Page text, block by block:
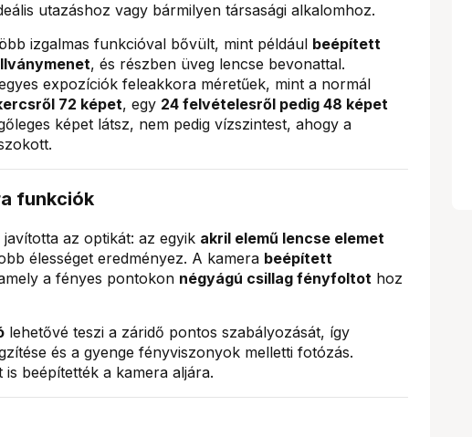
utazáshoz vagy bármilyen társasági alkalomhoz.
izgalmas funkcióval bővült, mint például beépített
, és részben üveg lencse bevonattal.
expozíciók feleakkora méretűek, mint a normál
72 képet, egy 24 felvételesről pedig 48 képet
képet látsz, nem pedig vízszintest, ahogy a
funkciók
az optikát: az egyik akril elemű lencse elemet
élességet eredményez. A kamera beépített
a fényes pontokon négyágú csillag fényfoltot hoz
lehetővé teszi a záridő pontos szabályozását, így
és a gyenge fényviszonyok melletti fotózás.
beépítették a kamera aljára.